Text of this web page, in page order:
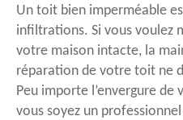
Un toit bien imperméable
infiltrations. Si vous voulez
votre maison intacte, la
réparation de votre toit ne
Peu importe l’envergure
vous soyez un